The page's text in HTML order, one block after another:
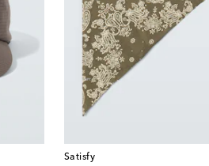
Satisfy